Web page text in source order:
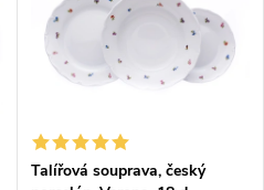
Talířová souprava, český